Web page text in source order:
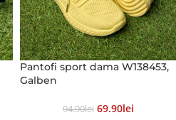
Pantofi sport dama W138453,
Galben
94.90Lei 69.90Lei